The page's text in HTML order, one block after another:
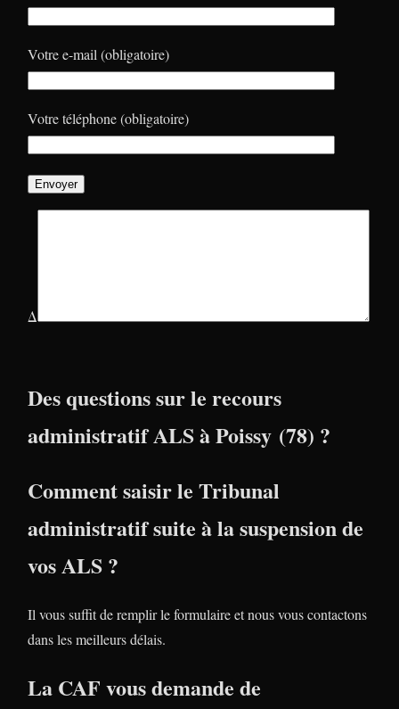
Votre e-mail (obligatoire)
Votre téléphone (obligatoire)
Δ
Des questions sur le recours
administratif ALS à Poissy (78) ?
Comment saisir le Tribunal
administratif suite à la suspension de
vos ALS ?
Il vous suffit de remplir le formulaire et nous vous contactons
dans les meilleurs délais.
La CAF vous demande de